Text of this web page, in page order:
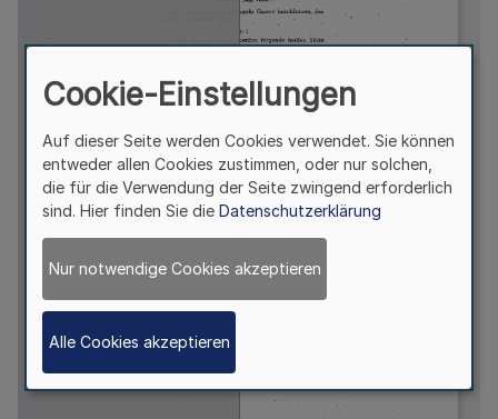
Cookie-Einstellungen
Auf dieser Seite werden Cookies verwendet. Sie können
entweder allen Cookies zustimmen, oder nur solchen,
die für die Verwendung der Seite zwingend erforderlich
sind. Hier finden Sie die Datenschutzerklärung
Nur notwendige Cookies akzeptieren
Alle Cookies akzeptieren